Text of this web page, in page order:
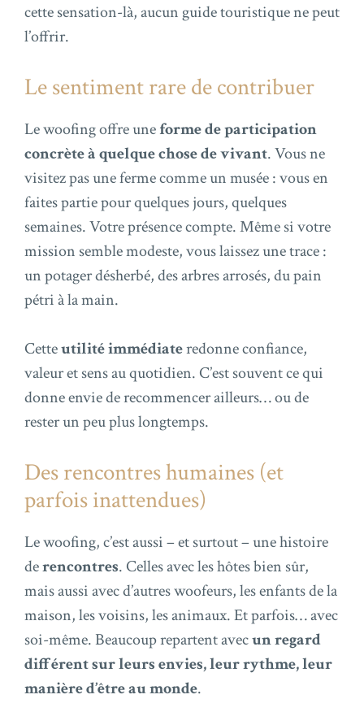
cette sensation-là, aucun guide touristique ne peut
l’offrir.
Le sentiment rare de contribuer
Le woofing offre uneforme de participation
concrète à quelque chose de vivant. Vous ne
visitez pas une ferme comme un musée : vous en
faites partie pour quelques jours, quelques
semaines. Votre présence compte. Même si votre
mission semble modeste, vous laissez une trace :
un potager désherbé, des arbres arrosés, du pain
pétri à la main.
Cetteutilité immédiateredonne confiance,
valeur et sens au quotidien. C’est souvent ce qui
donne envie de recommencer ailleurs… ou de
rester un peu plus longtemps.
Des rencontres humaines (et
parfois inattendues)
Le woofing, c’est aussi – et surtout – une histoire
derencontres. Celles avec les hôtes bien sûr,
mais aussi avec d’autres woofeurs, les enfants de la
maison, les voisins, les animaux. Et parfois… avec
soi-même. Beaucoup repartent avecun regard
différent sur leurs envies, leur rythme, leur
manière d’être au monde.